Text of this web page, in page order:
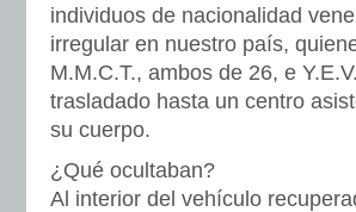
individuos de nacionalidad
irregular en nuestro país,
M.M.C.T., ambos de 26, e
trasladado hasta un centro
su cuerpo.
¿Qué ocultaban?
Al interior del vehículo